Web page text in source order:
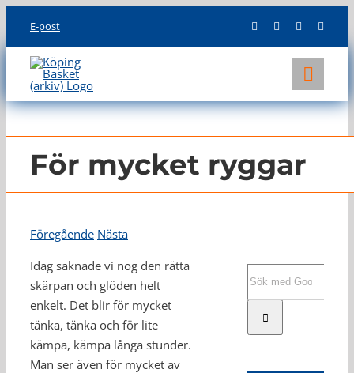
content
E-post
KLUBBEN
INFO
För mycket ryggar
Föregående Nästa
Idag saknade vi nog den rätta
skärpan och glöden helt
enkelt. Det blir för mycket
tänka, tänka och för lite
kämpa, kämpa långa stunder.
Man ser även för mycket av